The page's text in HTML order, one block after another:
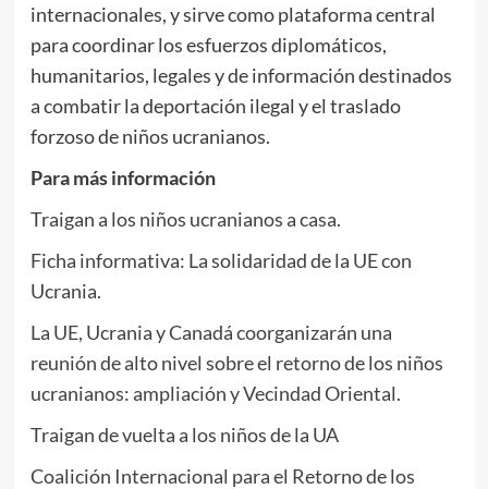
internacionales, y sirve como plataforma central
para coordinar los esfuerzos diplomáticos,
humanitarios, legales y de información destinados
a combatir la deportación ilegal y el traslado
forzoso de niños ucranianos.
Para más información
Traigan a los niños ucranianos a casa.
Ficha informativa: La solidaridad de la UE con
Ucrania.
La UE, Ucrania y Canadá coorganizarán una
reunión de alto nivel sobre el retorno de los niños
ucranianos: ampliación y Vecindad Oriental.
Traigan de vuelta a los niños de la UA
Coalición Internacional para el Retorno de los